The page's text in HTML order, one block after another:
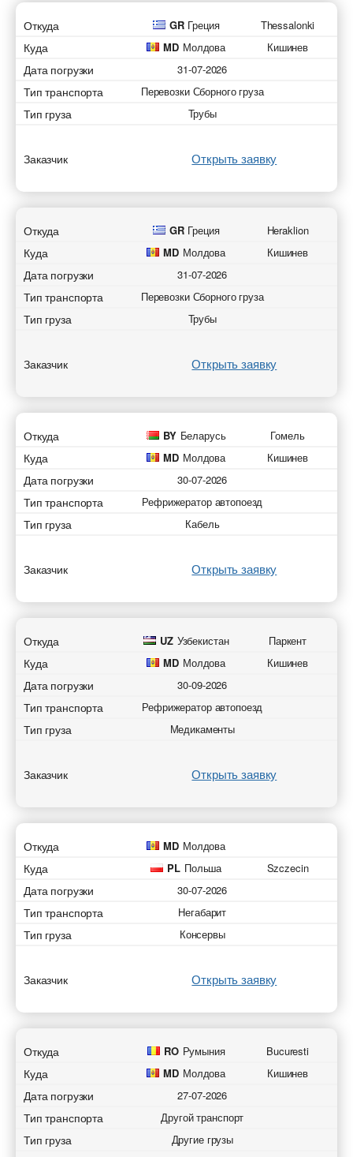
Отправить
Откуда GR Греция Thessalonki
Куда MD Молдова Кишинев
Дата погрузки 31-07-2026
Тип транспорта Перевозки Сборного груза
Тип груза Трубы
Заказчик Открыть заявку
Откуда GR Греция Heraklion
Куда MD Молдова Кишинев
Дата погрузки 31-07-2026
Тип транспорта Перевозки Сборного груза
Тип груза Трубы
Заказчик Открыть заявку
Откуда BY Беларусь Гомель
Куда MD Молдова Кишинев
Дата погрузки 30-07-2026
Тип транспорта Рефрижератор автопоезд
Тип груза Кабель
Заказчик Открыть заявку
Откуда UZ Узбекистан Паркент
Куда MD Молдова Кишинев
Дата погрузки 30-09-2026
Тип транспорта Рефрижератор автопоезд
Тип груза Медикаменты
Заказчик Открыть заявку
Откуда MD Молдова
Куда PL Польша Szczecin
Дата погрузки 30-07-2026
Тип транспорта Негабарит
Тип груза Консервы
Заказчик Открыть заявку
Откуда RO Румыния Bucuresti
Куда MD Молдова Кишинев
Дата погрузки 27-07-2026
Тип транспорта Другой транспорт
Тип груза Другие грузы
Отправить